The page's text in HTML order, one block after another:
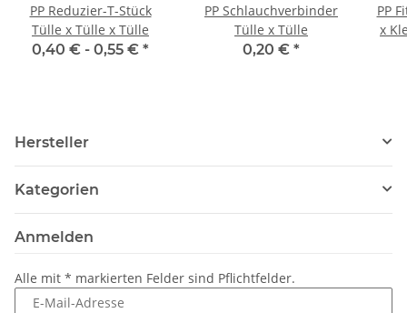
PP Reduzier-T-Stück
Tülle x Tülle x Tülle
0,40 € - 0,55 € *
PP Schlauchverbinder
Tülle x Tülle
0,20 € *
PP
x
Hersteller
Kategorien
Anmelden
Alle mit * markierten Felder sind Pflichtfelder.
E-Mail-Adresse